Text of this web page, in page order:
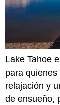
Lake Tahoe
para
relajación y
de ensueño,